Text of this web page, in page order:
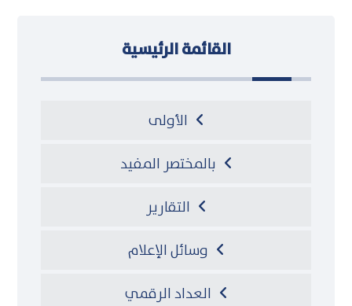
القائمة الرئيسية
الأولى
بالمختصر المفيد
التقارير
وسائل الإعلام
العداد الرقمي